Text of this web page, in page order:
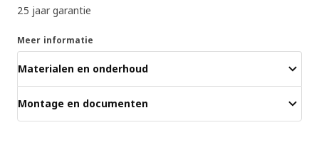
25 jaar garantie
Meer informatie
Materialen en onderhoud
Montage en documenten